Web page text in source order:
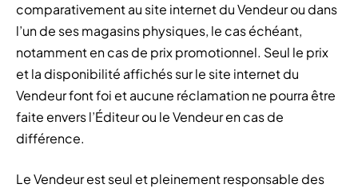
comparativement au site internet du Vendeur ou dans
l’un de ses magasins physiques, le cas échéant,
notamment en cas de prix promotionnel. Seul le prix
et la disponibilité affichés sur le site internet du
Vendeur font foi et aucune réclamation ne pourra être
faite envers l’Éditeur ou le Vendeur en cas de
différence.
Le Vendeur est seul et pleinement responsable des